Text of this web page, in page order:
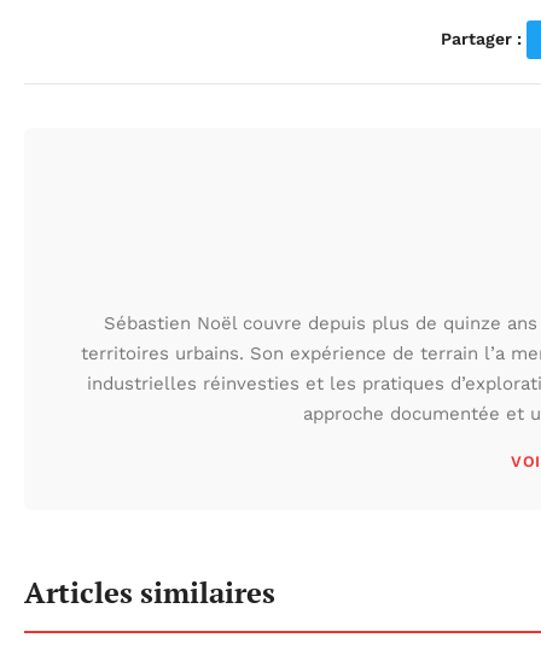
Partager :
Sébastien Noël couvre depuis plus de quinze
territoires urbains. Son expérience de terrain l’a
industrielles réinvesties et les pratiques
approche documentée et
Articles similaires